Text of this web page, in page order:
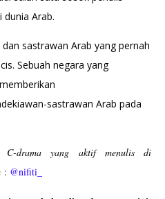
dunia Arab.
sastrawan Arab yang pernah
Sebuah negara yang
sastrawan Arab pada
C-drama yang aktif menulis di
: @nifiti_